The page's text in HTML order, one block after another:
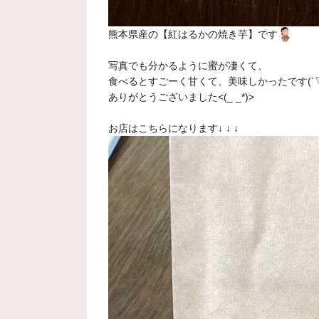
熊本県産の【紅はるかの焼き芋】です
写真でも分かるように蜜が凄くて、
食べるとすごーく甘くて、美味しかったです
ありがとうございました<(_ _*)>
お店はこちらになります↓ ↓ ↓